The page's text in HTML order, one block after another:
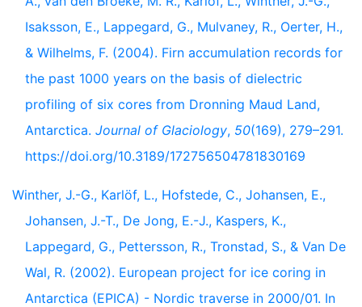
Isaksson, E., Lappegard, G., Mulvaney, R., Oerter, H.,
& Wilhelms, F. (2004). Firn accumulation records for
the past 1000 years on the basis of dielectric
profiling of six cores from Dronning Maud Land,
Antarctica. Journal of Glaciology, 50(169), 279–291.
https://doi.org/10.3189/172756504781830169
Winther, J.-G., Karlöf, L., Hofstede, C., Johansen, E.,
Johansen, J.-T., De Jong, E.-J., Kaspers, K.,
Lappegard, G., Pettersson, R., Tronstad, S., & Van De
Wal, R. (2002). European project for ice coring in
Antarctica (EPICA) - Nordic traverse in 2000/01. In